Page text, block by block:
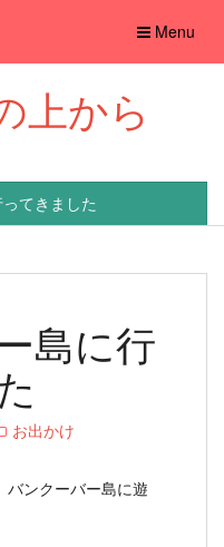
Toggle
Menu
上から
てきました
島に行
お出かけ
バンクーバー島に遊